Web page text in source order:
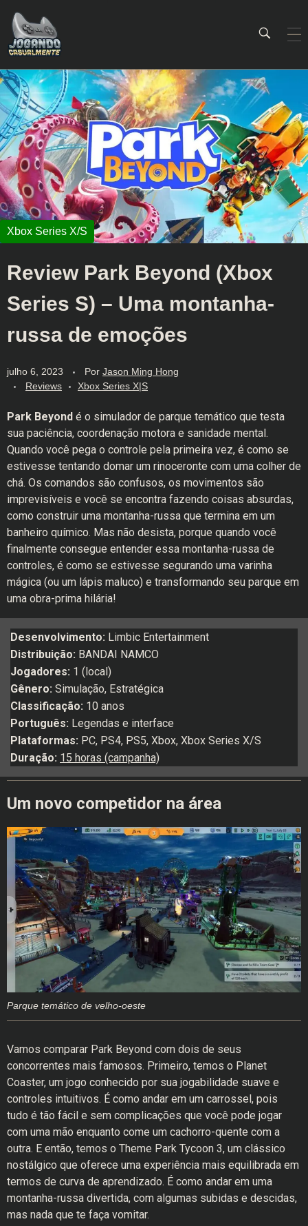
Jogando Casualmente
Conteúdo family friendly sobre games! Desde 2019 analisando jogos.
Review Park Beyond (Xbox
Series S) – Uma montanha-
russa de emoções
julho 6, 2023 Por Jason Ming Hong
Reviews
Xbox Series X|S
Park Beyond é o simulador de parque temático que testa
sua paciência, coordenação motora e sanidade mental.
Quando você pega o controle pela primeira vez, é como se
estivesse tentando domar um rinoceronte com uma colher de
chá. Os comandos são confusos, os movimentos são
imprevisíveis e você se encontra fazendo coisas absurdas,
como construir uma montanha-russa que termina em um
banheiro químico. Mas não desista, porque quando você
finalmente consegue entender essa montanha-russa de
controles, é como se estivesse segurando uma varinha
mágica (ou um lápis maluco) e transformando seu parque em
uma obra-prima hilária!
Desenvolvimento: Limbic Entertainment
Distribuição: BANDAI NAMCO
Jogadores: 1 (local)
Gênero: Simulação, Estratégica
Classificação: 10 anos
Português: Legendas e interface
Plataformas: PC, PS4, PS5, Xbox, Xbox Series X/S
Duração: 15 horas (campanha)
Um novo competidor na área
Parque temático de velho-oeste
Vamos comparar Park Beyond com dois de seus
concorrentes mais famosos. Primeiro, temos o Planet
Coaster, um jogo conhecido por sua jogabilidade suave e
controles intuitivos. É como andar em um carrossel, pois
tudo é tão fácil e sem complicações que você pode jogar
com uma mão enquanto come um cachorro-quente com a
outra. E então, temos o Theme Park Tycoon 3, um clássico
nostálgico que oferece uma experiência mais equilibrada em
termos de curva de aprendizado. É como andar em uma
montanha-russa divertida, com algumas subidas e descidas,
mas nada que te faça vomitar.